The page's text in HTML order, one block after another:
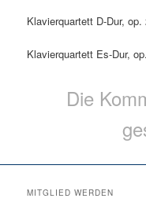
Klavierquartett D-Dur, op.
Klavierquartett Es-Dur,
Die
MITGLIED WERDEN